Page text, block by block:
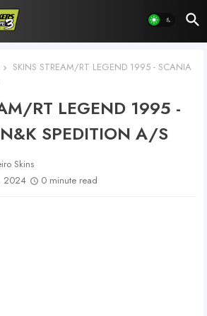
SKINS STREAM/RT LEGEND 1995 - SCANIA
RT LEGEND 1995 -
SPEDITION A/S
Skins
2024
0 minute read